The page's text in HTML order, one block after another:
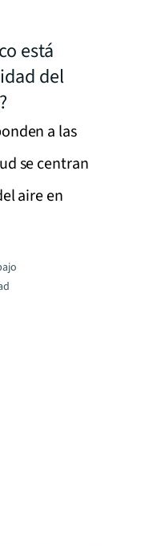
está
del
a las
se centran
aire en